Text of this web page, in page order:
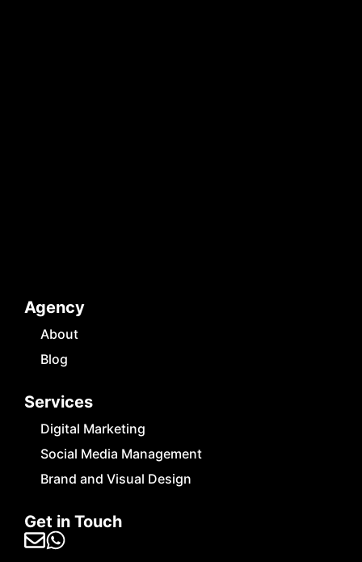
Agency
About
Blog
Services
Digital Marketing
Social Media Management
Brand and Visual Design
Get in Touch